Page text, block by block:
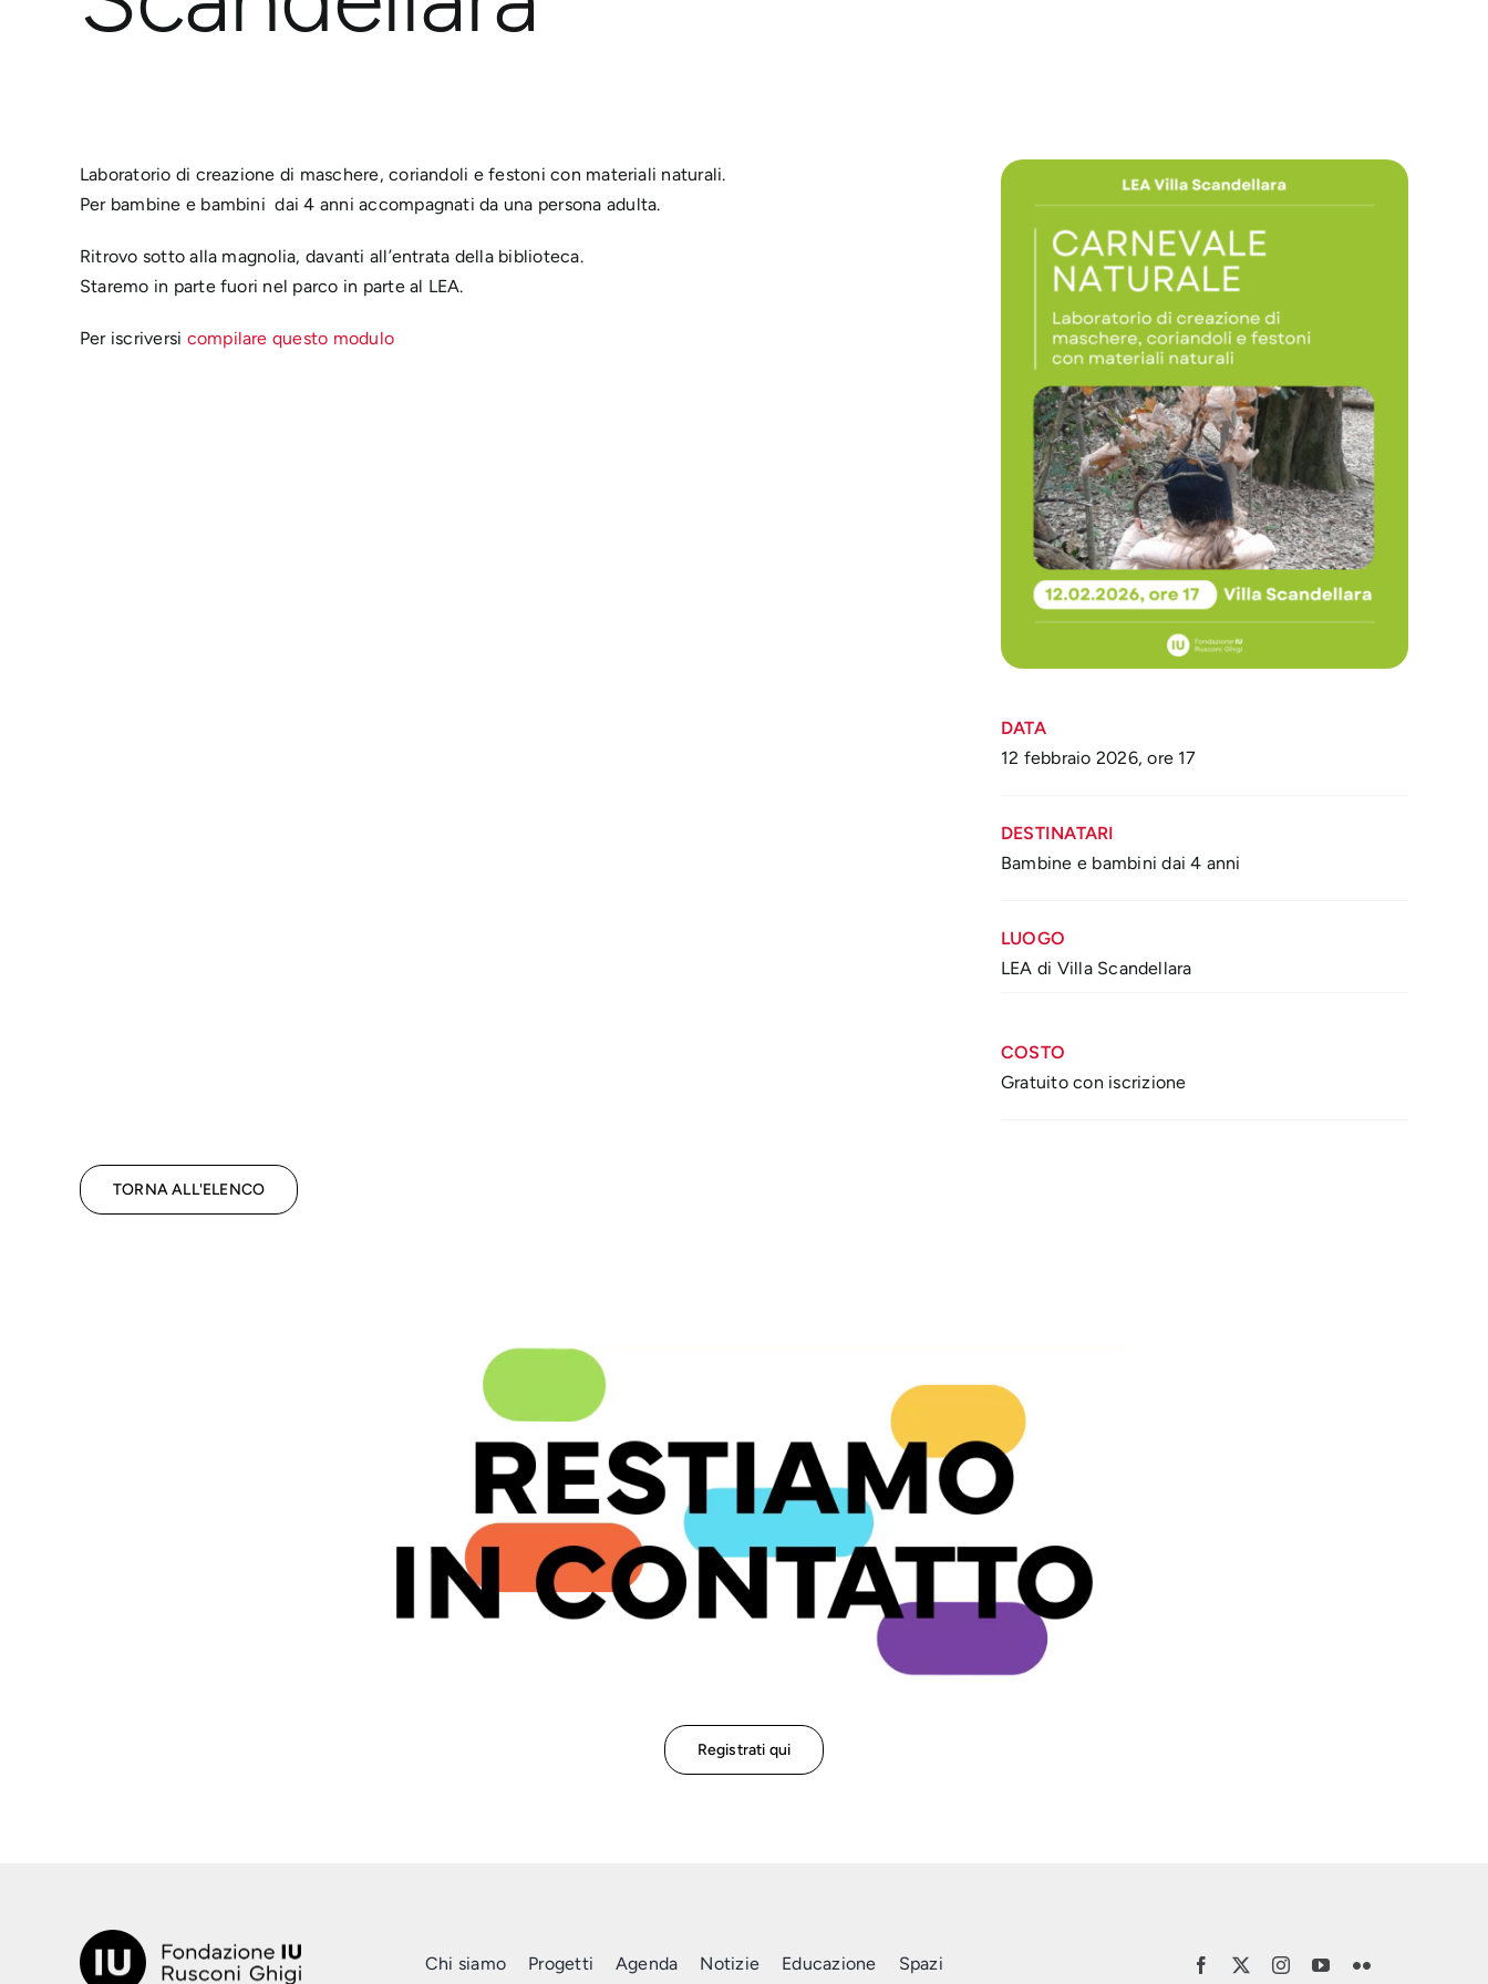
Laboratorio di creazione di maschere, coriandoli e festoni con materiali naturali.
Per bambine e bambini dai 4 anni accompagnati da una persona adulta.
Ritrovo sotto alla magnolia, davanti all’entrata della biblioteca.
Staremo in parte fuori nel parco in parte al LEA.
Per iscriversi compilare questo modulo
DATA
12 febbraio 2026, ore 17
DESTINATARI
Bambine e bambini dai 4 anni
LUOGO
LEA di Villa Scandellara
COSTO
Gratuito con iscrizione
TORNA ALL'ELENCO
Registrati qui
Chi siamo Progetti Agenda Notizie Educazione Spazi